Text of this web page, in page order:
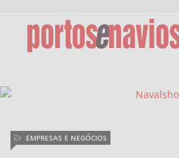
EMPRESAS E NEGÓCIOS